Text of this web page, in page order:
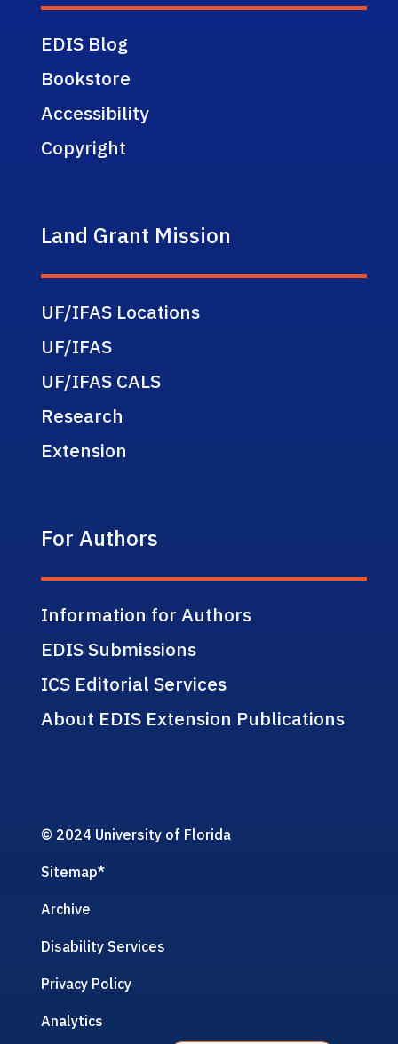
EDIS Blog
Bookstore
Accessibility
Copyright
Land Grant Mission
UF/IFAS Locations
UF/IFAS
UF/IFAS CALS
Research
Extension
For Authors
Information for Authors
EDIS Submissions
ICS Editorial Services
About EDIS Extension Publications
© 2024 University of Florida
Sitemap*
Archive
Disability Services
Privacy Policy
Analytics